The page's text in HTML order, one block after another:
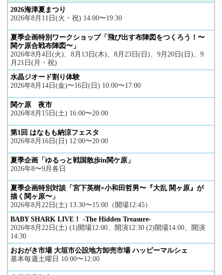
2026海津夏まつり
2026年8月11日(火・祝) 14:00〜19:30
夏季企画特別ワークショップ「飛び出す布陣図をつくろう！〜
関ケ原合戦布陣図〜」
2026年8月4日(火)、8月13日(木)、8月23日(日)、9月20日(日)、9
月21日(月・祝)
水晶ジオード割り体験
2026年8月14日(金)〜16日(日) 10:00〜17:00
関ケ原 夜市
2026年8月15日(土) 16:00〜20:00
第1回 はなもも納涼フェスタ
2026年8月16日(日) 12:00〜20:00
夏季企画「ゆるっと戦国散歩in関ケ原」
2026年8〜9月各日
夏季企画特別対談「宮下英樹×小和田哲男〜『大乱 関ヶ原』が
描く関ヶ原〜」
2026年8月22日(土) 13:30〜15:00（開場12:45）
BABY SHARK LIVE！ -The Hidden Treasure-
2026年8月22日(土) (1)開場12:00、開演12:30 (2)開場14:00、開演
14:30
おおがき市場 大垣市公設地方卸売市場 ハッピーマルシェ
基本毎週土曜日 10:00〜12:00